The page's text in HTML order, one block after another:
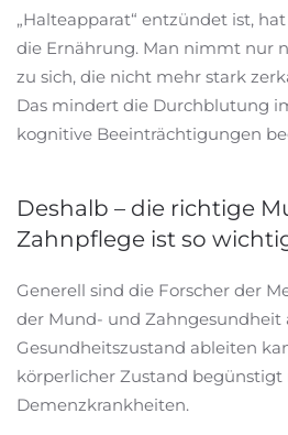
„Halteapparat“ entzündet ist,
die Ernährung. Man nimmt nur
zu sich, die nicht mehr stark
Das mindert die Durchblutung
kognitive Beeinträchtigungen
Deshalb – die richtige
Zahnpflege ist so
Generell sind die Forscher der
der Mund- und Zahngesundheit
Gesundheitszustand ableiten
körperlicher Zustand
Demenzkrankheiten.